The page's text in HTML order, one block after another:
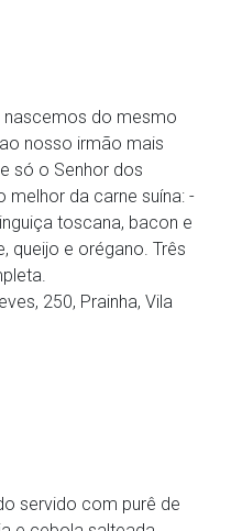
nascemos do mesmo
nosso irmão mais
só o Senhor dos
melhor da carne suína: -
toscana, bacon e
queijo e orégano. Três
250, Prainha, Vila
servido com purê de